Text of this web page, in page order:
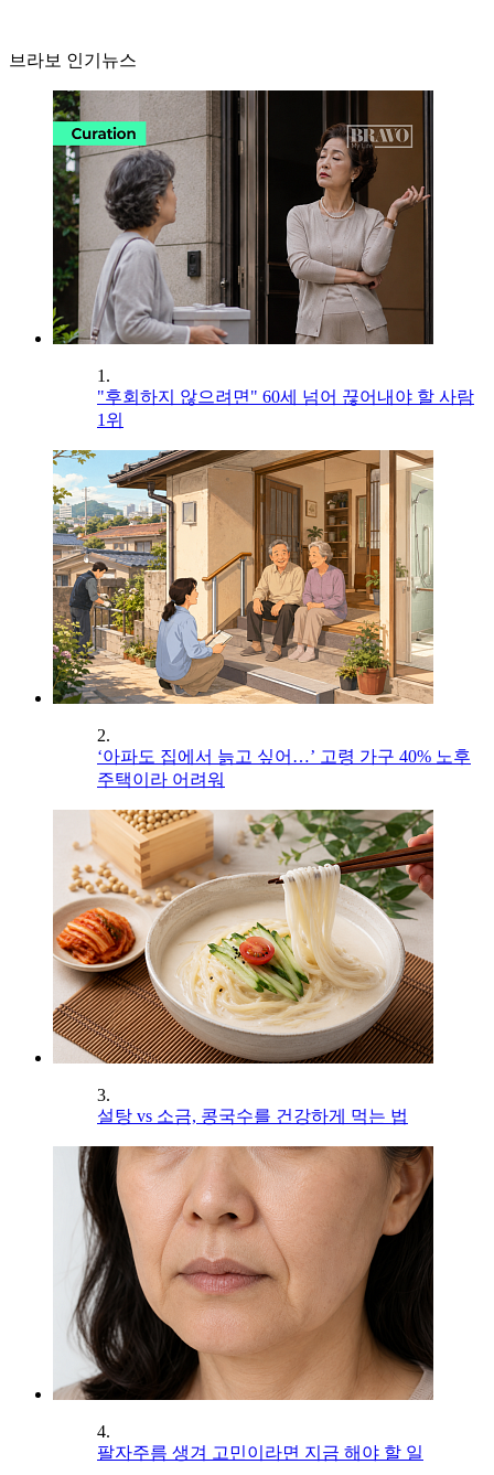
브라보 인기뉴스
1.
"후회하지 않으려면" 60세 넘어 끊어내야 할 사람
1위
2.
‘아파도 집에서 늙고 싶어…’ 고령 가구 40% 노후
주택이라 어려워
3.
설탕 vs 소금, 콩국수를 건강하게 먹는 법
4.
팔자주름 생겨 고민이라면 지금 해야 할 일